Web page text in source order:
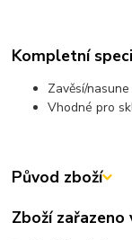
Kompletní
Zavěsí/
Vhodné pro
Původ zboží
Zboží